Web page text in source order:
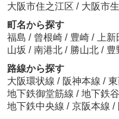
大阪市住之江区 / 大阪市
町名から探す
福島 / 曾根崎 / 豊崎 / 上新
山坂 / 南港北 / 勝山北 / 豊
路線から探す
大阪環状線 / 阪神本線 /
地下鉄御堂筋線 / 地下鉄
地下鉄中央線 / 京阪本線 /